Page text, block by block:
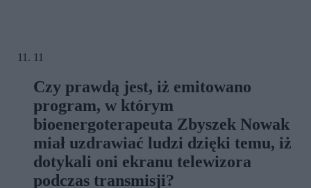
11
Czy prawdą jest, iż emitowano
program, w którym
bioenergoterapeuta Zbyszek Nowak
miał uzdrawiać ludzi dzięki temu, iż
dotykali oni ekranu telewizora
podczas transmisji?